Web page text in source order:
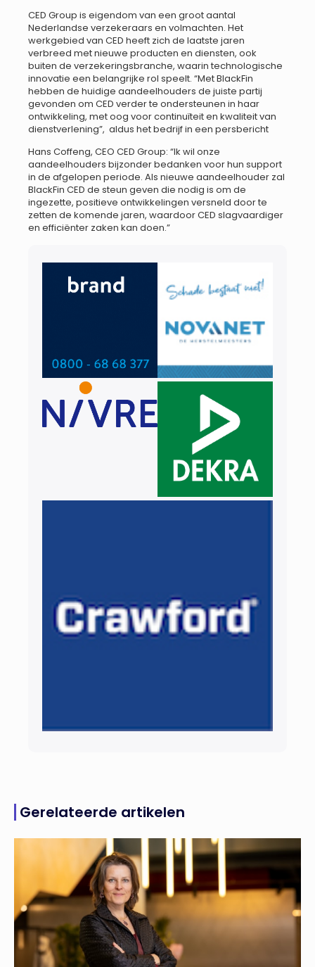
CED Group is eigendom van een groot aantal
Nederlandse verzekeraars en volmachten. Het
werkgebied van CED heeft zich de laatste jaren
verbreed met nieuwe producten en diensten, ook
buiten de verzekeringsbranche, waarin technologische
innovatie een belangrijke rol speelt. “Met BlackFin
hebben de huidige aandeelhouders de juiste partij
gevonden om CED verder te ondersteunen in haar
ontwikkeling, met oog voor continuïteit en kwaliteit van
dienstverlening”, aldus het bedrijf in een persbericht
Hans Coffeng, CEO CED Group: “Ik wil onze
aandeelhouders bijzonder bedanken voor hun support
in de afgelopen periode. Als nieuwe aandeelhouder zal
BlackFin CED de steun geven die nodig is om de
ingezette, positieve ontwikkelingen versneld door te
zetten de komende jaren, waardoor CED slagvaardiger
en efficiënter zaken kan doen.”
Gerelateerde artikelen